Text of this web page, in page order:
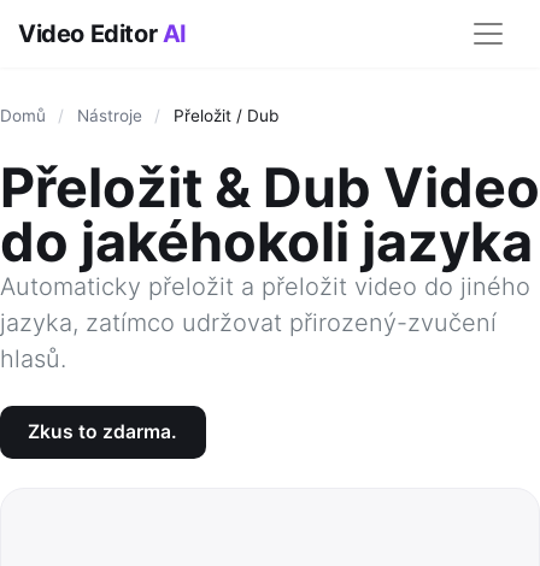
Video EditorAI
Domů / Nástroje / Přeložit / Dub
Přeložit & Dub Video
do jakéhokoli jazyka
Automaticky přeložit a přeložit video do jiného
jazyka, zatímco udržovat přirozený-zvučení
hlasů.
Zkus to zdarma.